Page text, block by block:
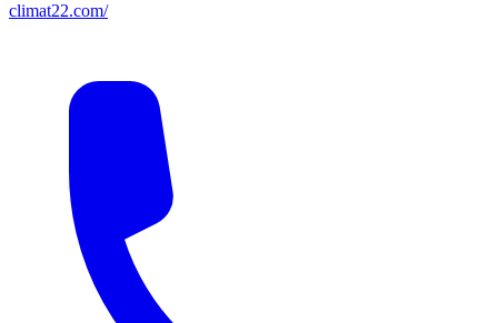
climat22.com/